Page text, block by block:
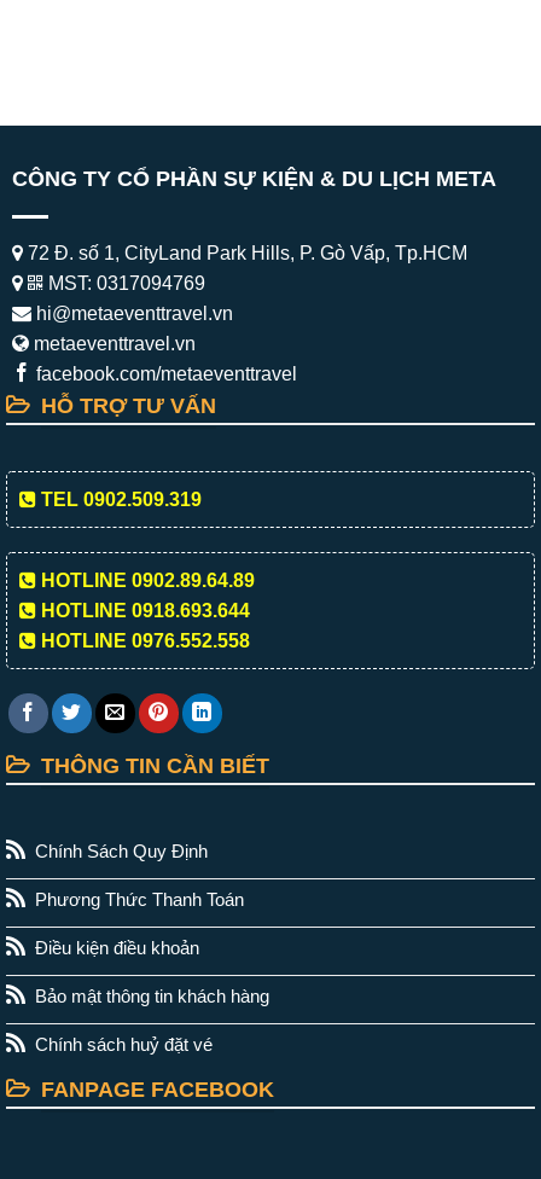
CÔNG TY CỔ PHẦN SỰ KIỆN & DU LỊCH META
72 Đ. số 1, CityLand Park Hills, P. Gò Vấp, Tp.HCM
MST: 0317094769
hi@metaeventtravel.vn
metaeventtravel.vn
facebook.com/metaeventtravel
HỖ TRỢ TƯ VẤN
TEL 0902.509.319
HOTLINE 0902.89.64.89
HOTLINE 0918.693.644
HOTLINE 0976.552.558
THÔNG TIN CẦN BIẾT
Chính Sách Quy Định
Phương Thức Thanh Toán
Điều kiện điều khoản
Bảo mật thông tin khách hàng
Chính sách huỷ đặt vé
FANPAGE FACEBOOK